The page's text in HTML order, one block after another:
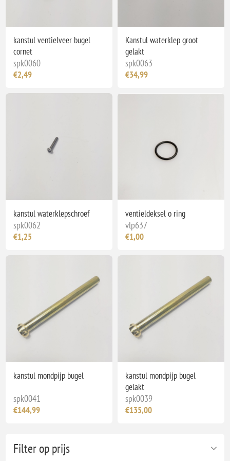
Filter op prijs
kanstul ventielveer bugel
cornet
spk0060
€2,49
Kanstul waterklep groot
gelakt
spk0063
€34,99
kanstul waterklepschroef
spk0062
€1,25
ventieldeksel o ring
vlp637
€1,00
kanstul mondpijp bugel
spk0041
€144,99
kanstul mondpijp bugel
gelakt
spk0039
€135,00